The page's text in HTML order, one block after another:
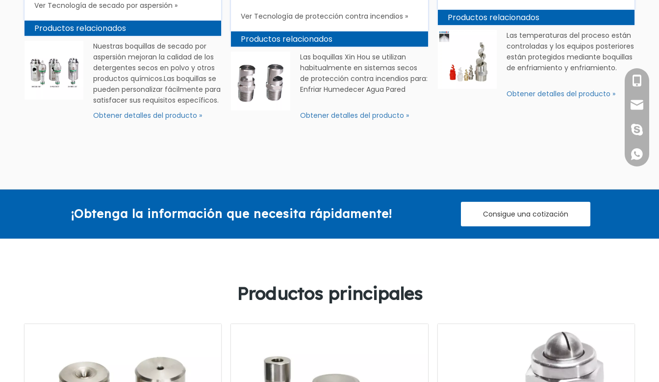
Ver Tecnología de secado por aspersión »
Productos relacionados
Nuestras boquillas de secado por
aspersión mejoran la calidad de los
detergentes secos en polvo y otros
productos químicos.Las boquillas se
pueden personalizar fácilmente para
satisfacer sus requisitos específicos.
Obtener detalles del producto »
Ver Tecnología de protección contra incendios »
Productos relacionados
Las boquillas Xin Hou se utilizan
habitualmente en sistemas secos
de protección contra incendios para:
Enfriar Humedecer Agua Pared
Obtener detalles del producto »
Productos relacionados
Las temperaturas del proceso están
controladas y los equipos posteriores
están protegidos mediante boquillas
de enfriamiento y enfriamiento.
Obtener detalles del producto »
¡Obtenga la información que necesita rápidamente! Consigue una cotización
Productos principales
Sra.